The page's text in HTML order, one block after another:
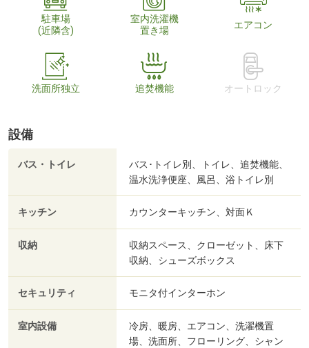
駐車場
(近隣含)
室内洗濯機
置き場
エアコン
洗面所独立 追焚機能 オートロック
設備
バス・トイレ
バス･トイレ別、トイレ、追焚機能、
温水洗浄便座、風呂、浴トイレ別
キッチン カウンターキッチン、対面Ｋ
収納
収納スペース、クローゼット、床下
収納、シューズボックス
セキュリティ モニタ付インターホン
室内設備
冷房、暖房、エアコン、洗濯機置
場、洗面所、フローリング、シャン